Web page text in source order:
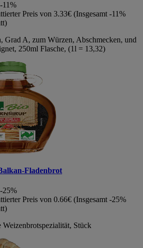
-11%
Preis von 3.33€ (Insgesamt -11%
Grad A, zum Würzen, Abschmecken, und
250ml Flasche, (1l = 13,32)
Fladenbrot
-25%
Preis von 0.66€ (Insgesamt -25%
Weizenbrotspezialität, Stück